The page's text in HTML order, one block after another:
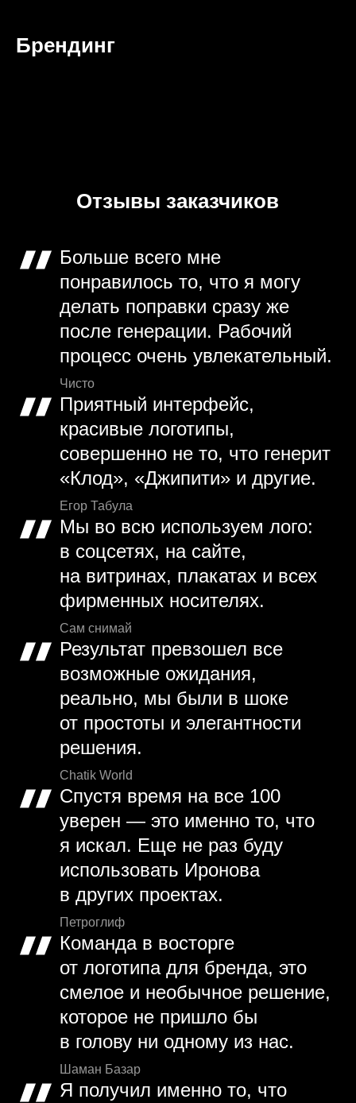
Брендинг
Отзывы заказчиков
Больше всего мне
понравилось то, что я могу
делать поправки сразу же
после генерации. Рабочий
процесс очень увлекательный.
Чисто
Приятный интерфейс,
красивые логотипы,
совершенно не то, что генерит
«Клод», «Джипити» и другие.
Егор Табула
Мы во всю используем лого:
в соцсетях, на сайте,
на витринах, плакатах и всех
фирменных носителях.
Сам снимай
Результат превзошел все
возможные ожидания,
реально, мы были в шоке
от простоты и элегантности
решения.
Chatik World
Спустя время на все 100
уверен — это именно то, что
я искал. Еще не раз буду
использовать Иронова
в других проектах.
Петроглиф
Команда в восторге
от логотипа для бренда, это
смелое и необычное решение,
которое не пришло бы
в голову ни одному из нас.
Шаман Базар
Я получил именно то, что